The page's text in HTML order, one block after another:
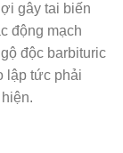
gây tai biến
động mạch
độc barbituric
lập tức phải